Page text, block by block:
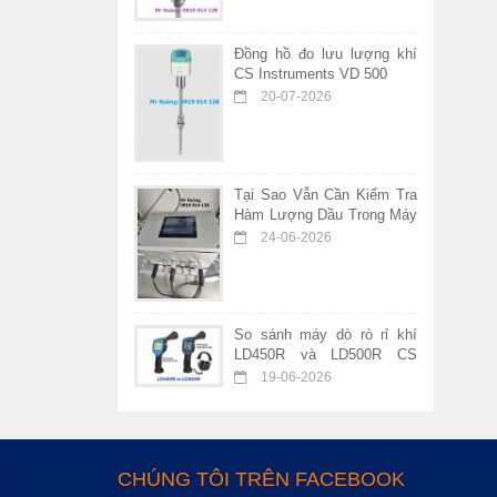
Đồng hồ đo lưu lượng khí
CS Instruments VD 500
20-07-2026
Tại Sao Vẫn Cần Kiểm Tra
Hàm Lượng Dầu Trong Máy
Nén Khí Không Dầu?
24-06-2026
So sánh máy dò rò rỉ khí
LD450R và LD500R CS
Instruments – Nên chọn
19-06-2026
CHÚNG TÔI TRÊN FACEBOOK